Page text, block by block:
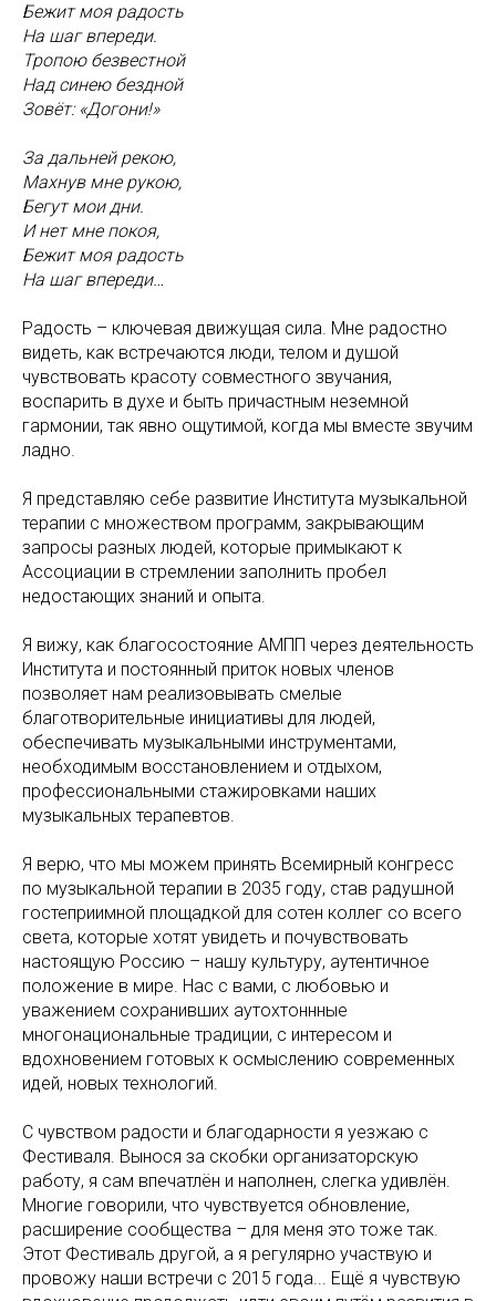
Бежит моя радость
На шаг впереди.
Тропою безвестной
Над синею бездной
Зовёт: «Догони!»
За дальней рекою,
Махнув мне рукою,
Бегут мои дни.
И нет мне покоя,
Бежит моя радость
На шаг впереди…
Радость – ключевая движущая сила. Мне радостно
видеть, как встречаются люди, телом и душой
чувствовать красоту совместного звучания,
воспарить в духе и быть причастным неземной
гармонии, так явно ощутимой, когда мы вместе звучим
ладно.
Я представляю себе развитие Института музыкальной
терапии с множеством программ, закрывающим
запросы разных людей, которые примыкают к
Ассоциации в стремлении заполнить пробел
недостающих знаний и опыта.
Я вижу, как благосостояние АМПП через деятельность
Института и постоянный приток новых членов
позволяет нам реализовывать смелые
благотворительные инициативы для людей,
обеспечивать музыкальными инструментами,
необходимым восстановлением и отдыхом,
профессиональными стажировками наших
музыкальных терапевтов.
Я верю, что мы можем принять Всемирный конгресс
по музыкальной терапии в 2035 году, став радушной
гостеприимной площадкой для сотен коллег со всего
света, которые хотят увидеть и почувствовать
настоящую Россию – нашу культуру, аутентичное
положение в мире. Нас с вами, с любовью и
уважением сохранивших аутохтоннные
многонациональные традиции, с интересом и
вдохновением готовых к осмыслению современных
идей, новых технологий.
С чувством радости и благодарности я уезжаю с
Фестиваля. Вынося за скобки организаторскую
работу, я сам впечатлён и наполнен, слегка удивлён.
Многие говорили, что чувствуется обновление,
расширение сообщества – для меня это тоже так.
Этот Фестиваль другой, а я регулярно участвую и
провожу наши встречи с 2015 года... Ещё я чувствую